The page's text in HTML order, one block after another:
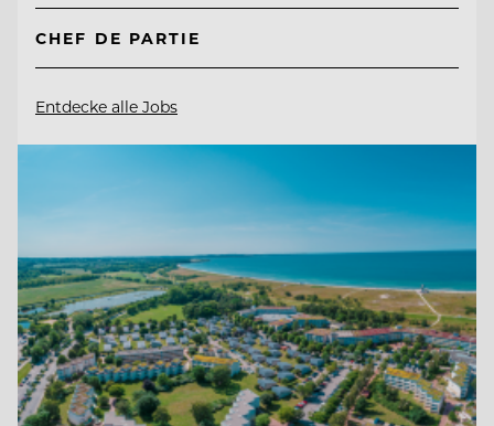
CHEF DE PARTIE
Entdecke alle Jobs